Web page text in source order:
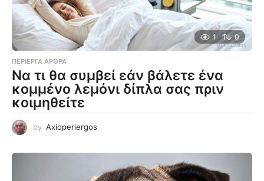
1 0
ΠΕΡΊΕΡΓΑ ΆΡΘΡΑ
Να τι θα συμβεί εάν βάλετε ένα
κομμένο λεμόνι δίπλα σας πριν
κοιμηθείτε
by Axioperiergos